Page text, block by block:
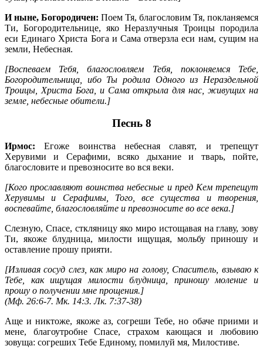
И ныне, Богородичен: Поем Тя, благословим Тя, покланяемся
Ти, Богородительнице, яко Неразлучныя Троицы породила
еси Единаго Христа Бога и Сама отверзла еси нам, сущим на
земли, Небесная.
[Воспеваем Тебя, благословляем Тебя, поклоняемся Тебе,
Богородительница, ибо Ты родила Одного из Нераздельной
Троицы, Христа Бога, и Сама открыла для нас, живущих на
земле, небесные обители.]
Песнь 8
Ирмос:
Егоже воинства небесная славят, и трепещут
Херувими и Серафими, всяко дыхание и тварь, пойте,
благословите и превозносите во вся веки.
[Кого прославляют воинства небесные и пред Кем трепещут
Херувимы и Серафимы, Того, все существа и творения,
воспевайте, благословляйте и превозносите во все века.]
Слезную, Спасе, сткляницу яко миро истощавая на главу, зову
Ти, якоже блудница, милости ищущая, мольбу приношу и
оставление прошу прияти.
[Изливая сосуд слез, как миро на голову, Спаситель, взываю к
Тебе, как ищущая милости блудница, приношу моление и
прошу о получении мне прощения.]
(Мф. 26:6-7. Мк. 14:3. Лк. 7:37-38)
Аще и никтоже, якоже аз, согреши Тебе, но обаче приими и
мене, благоутробне Спасе, страхом кающася и любовию
зовуща: согреших Тебе Единому, помилуй мя, Милостиве.